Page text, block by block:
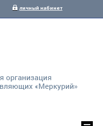
личный кабинет